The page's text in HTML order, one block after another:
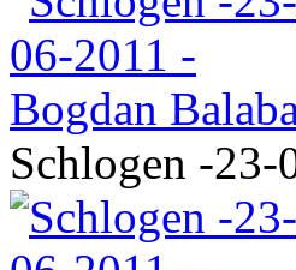
Schlogen -23-